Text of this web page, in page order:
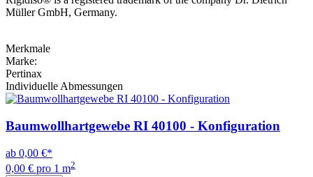
Müller GmbH, Germany.
Merkmale
Marke:
Pertinax
Individuelle Abmessungen
Baumwollhartgewebe RI 40100 - Konfiguration
ab 0,00 €*
0,00 € pro 1 m2